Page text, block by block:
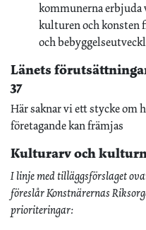
kommunerna erbjuda
kulturen och konsten
och
Länets
37
Här saknar vi ett stycke om
företagande kan främjas
Kulturarv och
I linje med tilläggsförslaget
föreslår Konstnärernas
prioriteringar: